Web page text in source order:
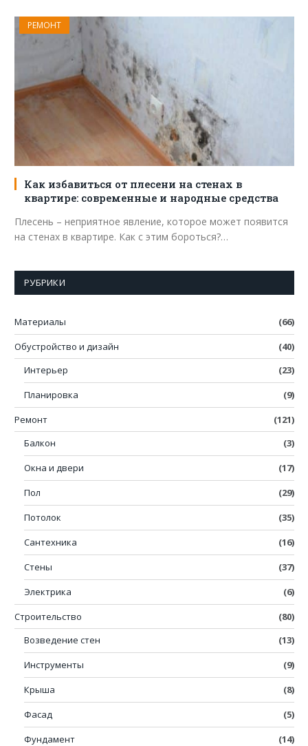
РЕМОНТ
Как избавиться от плесени на стенах в
квартире: современные и народные средства
Плесень – неприятное явление, которое может появится
на стенах в квартире. Как с этим бороться?…
РУБРИКИ
Материалы
(66)
Обустройство и дизайн
(40)
Интерьер
(23)
Планировка
(9)
Ремонт
(121)
Балкон
(3)
Окна и двери
(17)
Пол
(29)
Потолок
(35)
Сантехника
(16)
Стены
(37)
Электрика
(6)
Строительство
(80)
Возведение стен
(13)
Инструменты
(9)
Крыша
(8)
Фасад
(5)
Фундамент
(14)